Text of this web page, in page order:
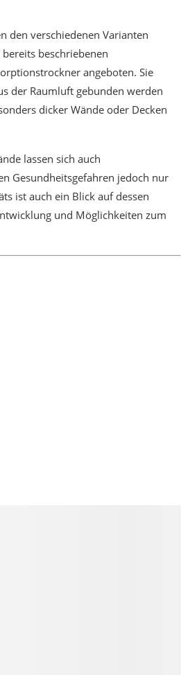
den verschiedenen Varianten
beschriebenen
angeboten. Sie
der Raumluft gebunden werden
dicker Wände oder Decken
lassen sich auch
Gesundheitsgefahren jedoch nur
ist auch ein Blick auf dessen
und Möglichkeiten zum